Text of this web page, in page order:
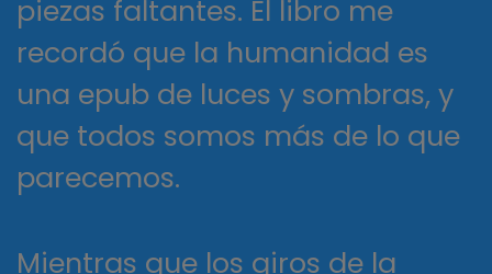
piezas faltantes. El libro me
recordó que la humanidad es
una epub de luces y sombras, y
que todos somos más de lo que
parecemos.
Mientras que los giros de la